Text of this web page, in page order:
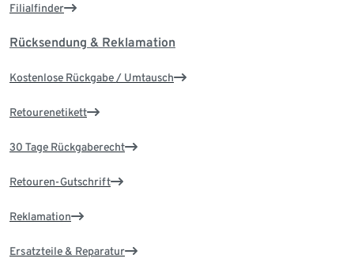
Filialfinder
Rücksendung & Reklamation
Kostenlose Rückgabe / Umtausch
Retourenetikett
30 Tage Rückgaberecht
Retouren-Gutschrift
Reklamation
Ersatzteile & Reparatur